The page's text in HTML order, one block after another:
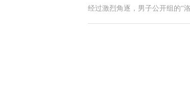
经过激烈角逐，男子公开组的“